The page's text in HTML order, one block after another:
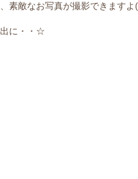
素敵なお写真が撮影できますよ
出に・・☆